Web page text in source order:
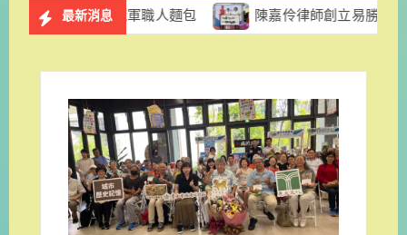
記
單
最新消息
本冠軍職人麵包 陳嘉伶律師創立易勝法律事務所 以專